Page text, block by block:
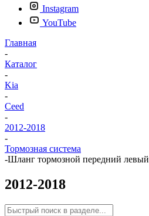
Instagram
YouTube
Главная
-
Каталог
-
Kia
-
Ceed
-
2012-2018
-
Тормозная система
-Шланг тормозной передний левый
2012-2018